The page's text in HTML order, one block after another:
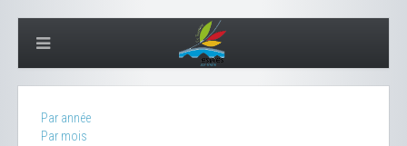
Par année
Par mois